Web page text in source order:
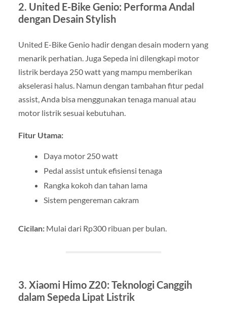
2. United E-Bike Genio: Performa Andal
dengan Desain Stylish
United E-Bike Genio hadir dengan desain modern yang
menarik perhatian. Juga Sepeda ini dilengkapi motor
listrik berdaya 250 watt yang mampu memberikan
akselerasi halus. Namun dengan tambahan fitur pedal
assist, Anda bisa menggunakan tenaga manual atau
motor listrik sesuai kebutuhan.
Fitur Utama:
Daya motor 250 watt
Pedal assist untuk efisiensi tenaga
Rangka kokoh dan tahan lama
Sistem pengereman cakram
Cicilan:Mulai dari Rp300 ribuan per bulan.
3. Xiaomi Himo Z20: Teknologi Canggih
dalam Sepeda Lipat Listrik